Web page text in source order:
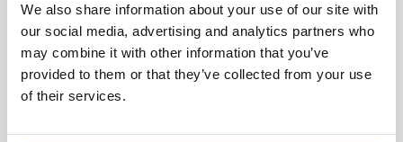
We also share information about your use of our site with
our social media, advertising and analytics partners who
may combine it with other information that you’ve
provided to them or that they’ve collected from your use
of their services.
Description
Champgrand vous propose les chaussettes de chasse